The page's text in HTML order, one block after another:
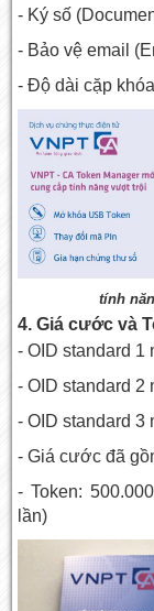
- Ký số
- Bảo vệ email
- Độ dài cặp
tính
4. Giá cước và
- OID standard 1
- OID standard 2
- OID standard 3
- Giá cước đã
- Token:
lần)